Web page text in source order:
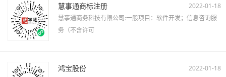
慧事通商标注册
2022-01-18
慧事通商务科技有限公司:一般项目：软件开发；信息咨询服
务（不含许可
鸿宝股份
2022-01-18